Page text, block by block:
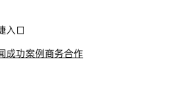
入口
成功案例商务合作